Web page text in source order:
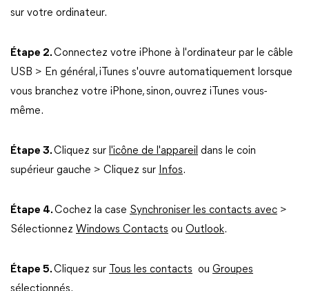
sur votre ordinateur.
Étape 2.Connectez votre iPhone à l'ordinateur par le câble
USB > En général, iTunes s'ouvre automatiquement lorsque
vous branchez votre iPhone, sinon, ouvrez iTunes vous-
même.
Étape 3.Cliquez sur l'icône de l'appareil dans le coin
supérieur gauche > Cliquez sur Infos.
Étape 4.Cochez la case Synchroniser les contacts avec >
Sélectionnez Windows Contacts ou Outlook.
Étape 5.Cliquez sur Tous les contacts ou Groupes